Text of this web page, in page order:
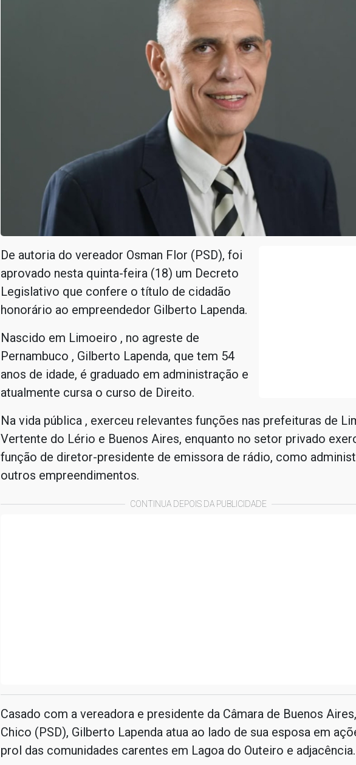
De autoria do vereador Osman Flor (PSD), foi
aprovado nesta quinta-feira (18) um Decreto
Legislativo que confere o título de cidadão
honorário ao empreendedor Gilberto Lapenda.
Nascido em Limoeiro , no agreste de
Pernambuco , Gilberto Lapenda, que tem 54
anos de idade, é graduado em administração e
atualmente cursa o curso de Direito.
Na vida pública , exerceu relevantes funções nas prefeituras de
Vertente do Lério e Buenos Aires, enquanto no setor privado
função de diretor-presidente de emissora de rádio, como
outros empreendimentos.
CONTINUA DEPOIS DA PUBLICIDADE
Casado com a vereadora e presidente da Câmara de Buenos
Chico (PSD), Gilberto Lapenda atua ao lado de sua esposa em
prol das comunidades carentes em Lagoa do Outeiro e adjacência.